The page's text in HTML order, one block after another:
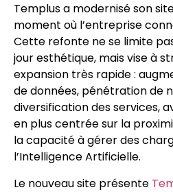
Templus a modernisé son
moment où l’entreprise
Cette refonte ne se limite
jour esthétique, mais vise à
expansion très rapide :
de données, pénétration de
diversification des services,
en plus centrée sur la
la capacité à gérer des
l’Intelligence Artificielle.
Le nouveau site présente